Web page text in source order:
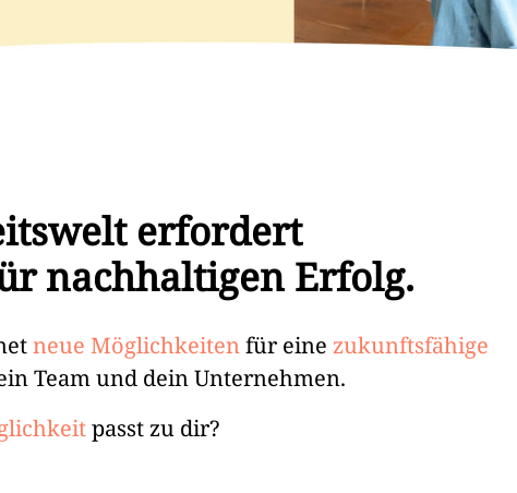
erfordert
nachhaltigen Erfolg.
neue Möglichkeitenfür eine zukunftsfähige
Team und dein Unternehmen.
passt zu dir?